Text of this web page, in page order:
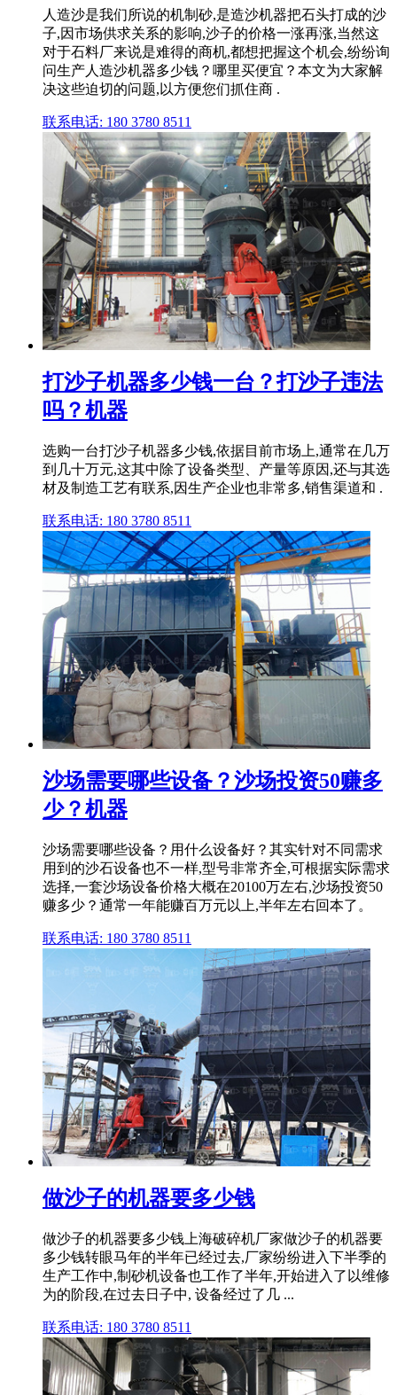
人造沙是我们所说的机制砂,是造沙机器把石头打成的沙
子,因市场供求关系的影响,沙子的价格一涨再涨,当然这
对于石料厂来说是难得的商机,都想把握这个机会,纷纷询
问生产人造沙机器多少钱？哪里买便宜？本文为大家解
决这些迫切的问题,以方便您们抓住商 .
联系电话: 180 3780 8511
打沙子机器多少钱一台？打沙子违法
吗？机器
选购一台打沙子机器多少钱,依据目前市场上,通常在几万
到几十万元,这其中除了设备类型、产量等原因,还与其选
材及制造工艺有联系,因生产企业也非常多,销售渠道和 .
联系电话: 180 3780 8511
沙场需要哪些设备？沙场投资50赚多
少？机器
沙场需要哪些设备？用什么设备好？其实针对不同需求
用到的沙石设备也不一样,型号非常齐全,可根据实际需求
选择,一套沙场设备价格大概在20100万左右,沙场投资50
赚多少？通常一年能赚百万元以上,半年左右回本了。
联系电话: 180 3780 8511
做沙子的机器要多少钱
做沙子的机器要多少钱上海破碎机厂家做沙子的机器要
多少钱转眼马年的半年已经过去,厂家纷纷进入下半季的
生产工作中,制砂机设备也工作了半年,开始进入了以维修
为的阶段,在过去日子中, 设备经过了几 ...
联系电话: 180 3780 8511